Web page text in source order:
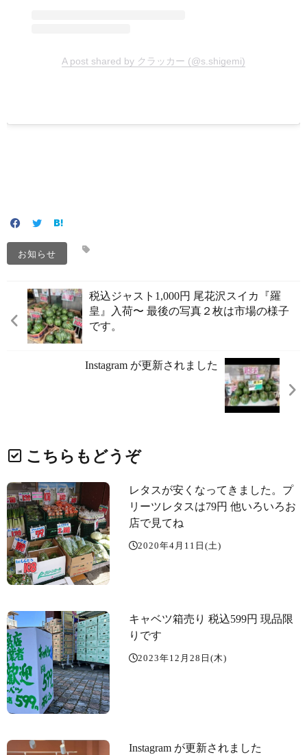
A post shared by クラッカー (@s.shigemi)
お知らせ
税込ジャスト1,000円️ 尾花沢スイカ『羅
皇』入荷〜️ 最後の写真２枚は市場の様子
です。
Instagram が更新されました
こちらもどうぞ
レタスが安くなってきました。プ
リーツレタスは79円️ 他いろいろお
店で見てね
2020年4月11日(土)
キャベツ箱売り 税込599円 現品限
りです️
2023年12月28日(木)
Instagram が更新されました